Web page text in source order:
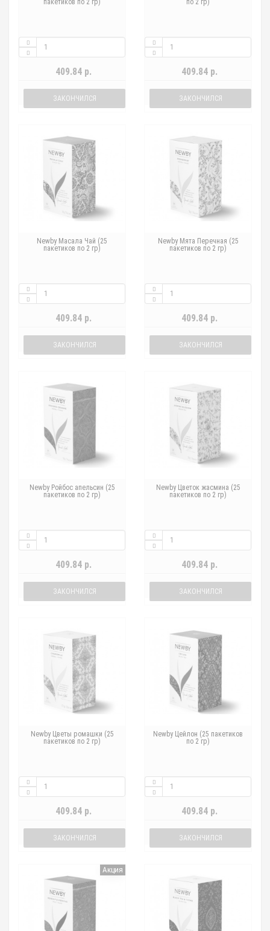
409.84 р.
ЗАКОНЧИЛСЯ
409.84 р.
ЗАКОНЧИЛСЯ
Newby Масала Чай (25
пакетиков по 2 гр)
409.84 р.
ЗАКОНЧИЛСЯ
Newby Мята Перечная (25
пакетиков по 2 гр)
409.84 р.
ЗАКОНЧИЛСЯ
Newby Ройбос апельсин (25
пакетиков по 2 гр)
409.84 р.
ЗАКОНЧИЛСЯ
Newby Цветок жасмина (25
пакетиков по 2 гр)
409.84 р.
ЗАКОНЧИЛСЯ
Newby Цветы ромашки (25
пакетиков по 2 гр)
409.84 р.
ЗАКОНЧИЛСЯ
Newby Цейлон (25 пакетиков
по 2 гр)
409.84 р.
ЗАКОНЧИЛСЯ
Акция